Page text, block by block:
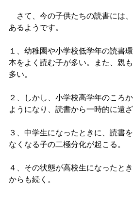
さて、今の子供たちの読書には
あるようです。
１、幼稚園や小学校低学年の読書
本をよく読む子が多い。また、親
多い。
２、しかし、小学校高学年のころ
ようになり、読書から一時的に遠ざ
３、中学生になったときに、読書
なくなる子の二極分化が起こる。
４、その状態が高校生になったと
からも続く。